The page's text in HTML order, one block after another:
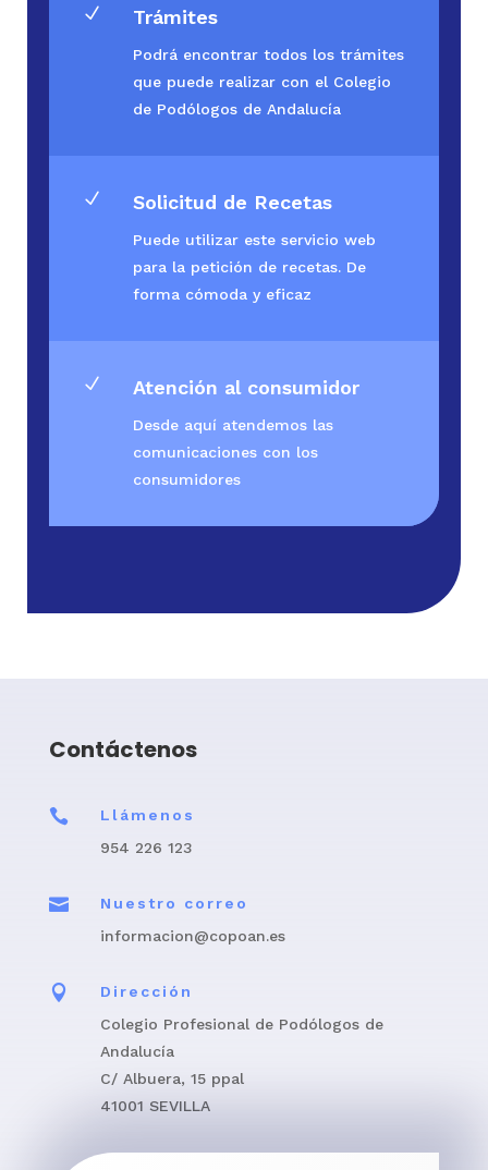
N Trámites
Podrá encontrar todos los trámites
que puede realizar con el Colegio
de Podólogos de Andalucía
N Solicitud de Recetas
Puede utilizar este servicio web
para la petición de recetas. De
forma cómoda y eficaz
N Atención al consumidor
Desde aquí atendemos las
comunicaciones con los
consumidores
Contáctenos

Llámenos
954 226 123

Nuestro correo
informacion@copoan.es

Dirección
Colegio Profesional de Podólogos de
Andalucía
C/ Albuera, 15 ppal
41001 SEVILLA